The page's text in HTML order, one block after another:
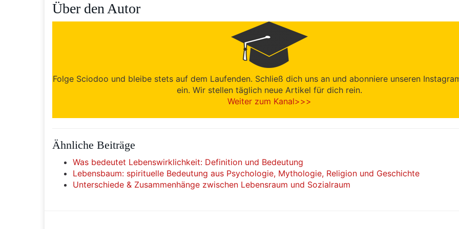
Über den Autor
Folge Sciodoo und bleibe stets auf dem Laufenden. Schließ dich uns an und abonniere unseren
ein. Wir stellen täglich neue Artikel für dich rein.
Weiter zum Kanal>>>
Ähnliche Beiträge
Was bedeutet Lebenswirklichkeit: Definition und Bedeutung
Lebensbaum: spirituelle Bedeutung aus Psychologie, Mythologie, Religion und Geschichte
Unterschiede & Zusammenhänge zwischen Lebensraum und Sozialraum